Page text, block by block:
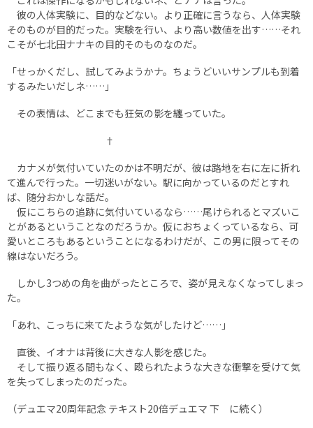
彼の人体実験に、目的などない。より正確に言うなら、人体実験
そのものが目的だった。実験を行い、より高い数値を出す……それ
こそが七北田ナナキの目的そのものなのだ。
「せっかくだし、試してみようかナ。ちょうどいいサンプルも到着
するみたいだしネ……」
その表情は、どこまでも狂気の影を纏っていた。
†
カナメが気付いていたのかは不明だが、彼は路地を右に左に折れ
て進んで行った。一切迷いがない。駅に向かっているのだとすれ
ば、随分おかしな話だ。
仮にこちらの追跡に気付いているなら……尾けられるとマズいこ
とがあるということなのだろうか。仮におちょくっているなら、可
愛いところもあるということになるわけだが、この男に限ってその
線はないだろう。
しかし3つめの角を曲がったところで、姿が見えなくなってしまっ
た。
「あれ、こっちに来てたような気がしたけど……」
直後、イオナは背後に大きな人影を感じた。
そして振り返る間もなく、殴られたような大きな衝撃を受けて気
を失ってしまったのだった。
（デュエマ20周年記念 テキスト20倍デュエマ 下 に続く）